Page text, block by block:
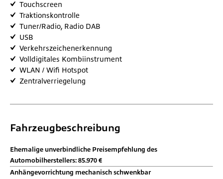
Touchscreen
Traktionskontrolle
Tuner/Radio, Radio DAB
USB
Verkehrszeichenerkennung
Volldigitales Kombiinstrument
WLAN / Wifi Hotspot
Zentralverriegelung
Fahrzeugbeschreibung
Ehemalige unverbindliche Preisempfehlung des
Automobilherstellers: 85.970 €
Anhängevorrichtung mechanisch schwenkbar